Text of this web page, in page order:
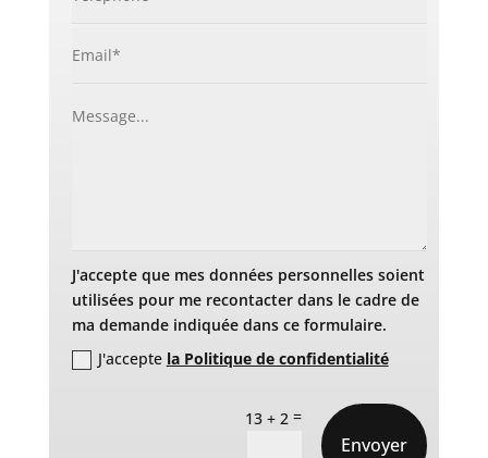
J'accepte que mes données personnelles soient
utilisées pour me recontacter dans le cadre de
ma demande indiquée dans ce formulaire.
J'accepte la Politique de confidentialité
13 + 2 =
Envoyer